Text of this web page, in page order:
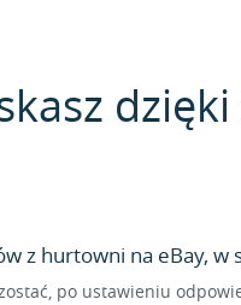
z hurtowni na eBay, w
po ustawieniu